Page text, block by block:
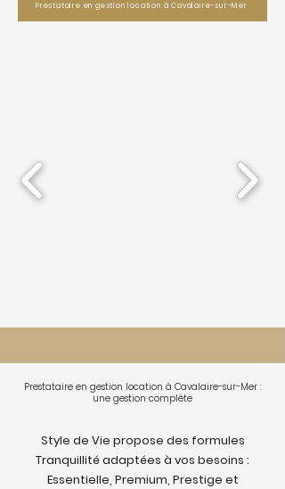
Prestataire en gestion location à Cavalaire-sur-Mer
Prestataire en gestion location à Cavalaire-sur-Mer :
une gestion complète
Style de Vie propose des formules
Tranquillité adaptées à vos besoins :
Essentielle, Premium, Prestige et